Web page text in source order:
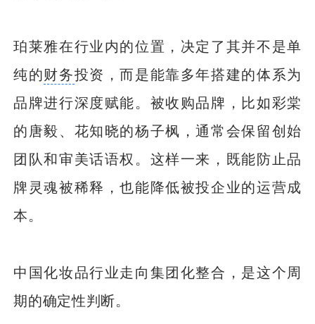
珀莱雅在行业内的位置，决定了其并不是单
纯的财务投资，而是能靠多年搭建的体系为
品牌进行深度赋能。被收购品牌，比如彩棠
的唐毅、花知晓的杨子枫，通常会保留创始
团队和审美话语权。这样一来，既能防止品
牌灵魂被稀释，也能降低被投企业的运营成
本。
中国化妆品行业走向集团化整合，是这个周
期的确定性判断。